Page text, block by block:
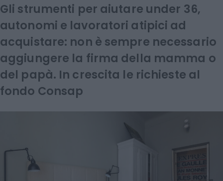
Gli strumenti per aiutare under 36,
autonomi e lavoratori atipici ad
acquistare: non è sempre necessario
aggiungere la firma della mamma o
del papà. In crescita le richieste al
fondo Consap